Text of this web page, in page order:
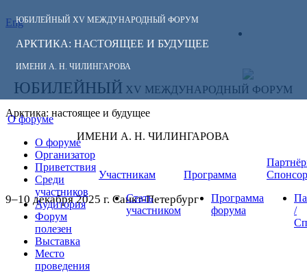
ЮБИЛЕЙНЫЙ XV МЕЖДУНАРОДНЫЙ ФОРУМ
АРКТИКА: НАСТОЯЩЕЕ И БУДУЩЕЕ
ИМЕНИ А. Н. ЧИЛИНГАРОВА
Eng
СЛЕДИТЕ ЗА
НОВОСТЯМИ
ФОРУМА:
ЮБИЛЕЙНЫЙ XV МЕЖДУНАРОДНЫЙ ФОРУМ
Арктика: настоящее и будущее
ИМЕНИ А. Н. ЧИЛИНГАРОВА
9–10 декабря 2025 г. Санкт-Петербург
О форуме
О форуме
Организатор
Приветствия
Среди
участников
Аудитория
Форум
полезен
Выставка
Место
проведения
Участникам
Стать
участником
Программа
Программа
форума
/